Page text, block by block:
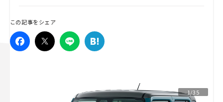
この記事をシェア
1/35
Campaign
人気のハッシュタグ
スズキ ジムニー｜Suzuki Jimny